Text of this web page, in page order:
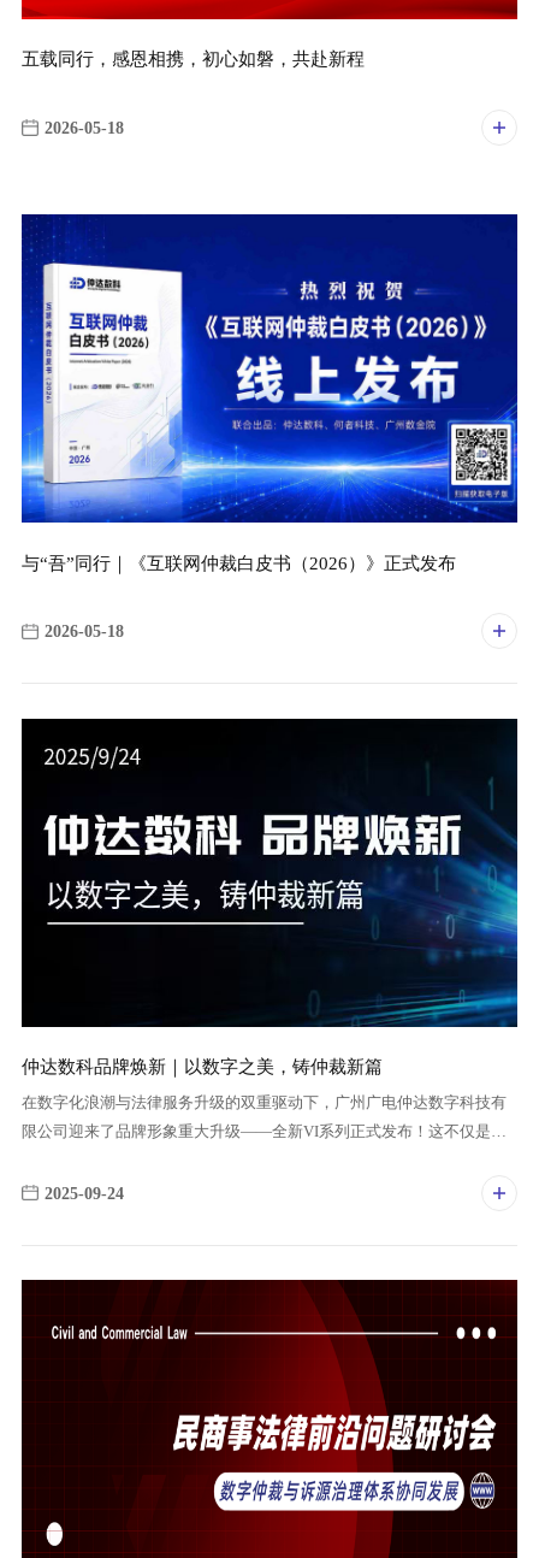
五载同行，感恩相携，初心如磐，共赴新程
2026-05-18
与“吾”同行｜《互联网仲裁白皮书（2026）》正式发布
2026-05-18
仲达数科品牌焕新｜以数字之美，铸仲裁新篇
在数字化浪潮与法律服务升级的双重驱动下，广州广电仲达数字科技有
限公司迎来了品牌形象重大升级——全新VI系列正式发布！这不仅是视
释。2025-09-24